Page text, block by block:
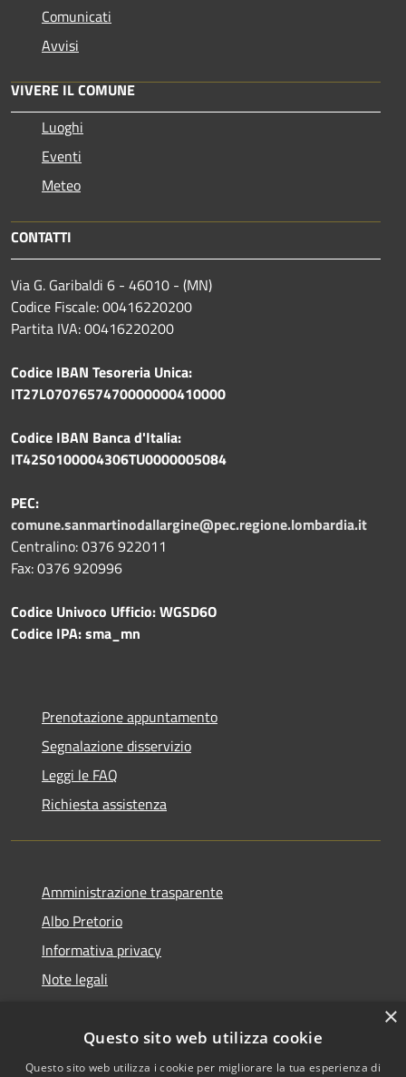
Comunicati
Avvisi
VIVERE IL COMUNE
Luoghi
Eventi
Meteo
CONTATTI
Via G. Garibaldi 6 - 46010 - (MN)
Codice Fiscale: 00416220200
Partita IVA: 00416220200
Codice IBAN Tesoreria Unica:
IT27L0707657470000000410000
Codice IBAN Banca d'Italia:
IT42S0100004306TU0000005084
PEC:
comune.sanmartinodallargine@pec.regione.lombardia.it
Centralino: 0376 922011
Fax: 0376 920996
Codice Univoco Ufficio: WGSD6O
Codice IPA: sma_mn
Prenotazione appuntamento
Segnalazione disservizio
Leggi le FAQ
Richiesta assistenza
Amministrazione trasparente
Albo Pretorio
Informativa privacy
Note legali
×
Questo sito web utilizza cookie
Questo sito web utilizza i cookie per migliorare la tua esperienza di